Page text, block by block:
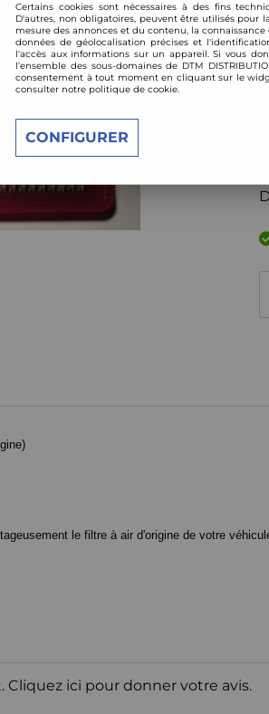
le filtre à air d'origine de votre
Cliquez ici pour donner votre avis.
Certains cookies sont nécessaires à des fins
D'autres, non obligatoires, peuvent être utilisés pour
mesure des annonces et du contenu, la
données de géolocalisation précises et
l'accès aux informations sur un appareil. Si vous
l’ensemble des sous-domaines de DTM
consentement à tout moment en cliquant sur le
consulter notre politique de cookie.
CONFIGURER